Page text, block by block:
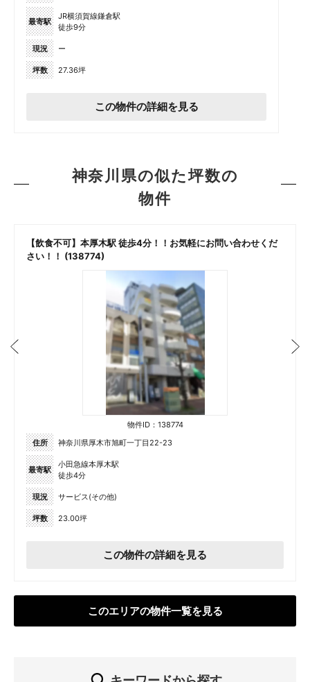
最寄駅
JR横須賀線鎌倉駅
徒歩9分
現況 ー
坪数 27.36坪
この物件の詳細を見る
神奈川県の似た坪数の
物件
【飲食不可】本厚木駅 徒歩4分！！お気軽にお問い合わせくだ
さい！！ (138774)
物件ID：138774
住所
神奈川県厚木市旭町一丁目22-23
最寄駅
小田急線本厚木駅
徒歩4分
現況 サービス(その他)
坪数 23.00坪
この物件の詳細を見る
このエリアの物件一覧を見る